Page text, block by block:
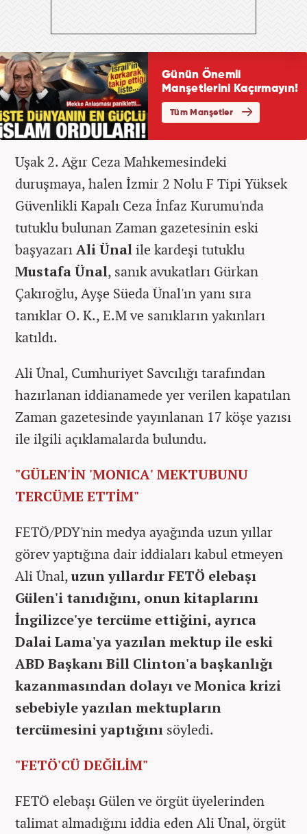
Uşak 2. Ağır Ceza Mahkemesindeki
duruşmaya, halen İzmir 2 Nolu F Tipi Yüksek
Güvenlikli Kapalı Ceza İnfaz Kurumu'nda
tutuklu bulunan Zaman gazetesinin eski
başyazarıAli Ünalile kardeşi tutuklu
Mustafa Ünal, sanık avukatları Gürkan
Çakıroğlu, Ayşe Süeda Ünal'ın yanı sıra
tanıklar O. K., E.M ve sanıkların yakınları
katıldı.
Ali Ünal, Cumhuriyet Savcılığı tarafından
hazırlanan iddianamede yer verilen kapatılan
Zaman gazetesinde yayınlanan 17 köşe yazısı
ile ilgili açıklamalarda bulundu.
"GÜLEN'İN 'MONICA' MEKTUBUNU
TERCÜME ETTİM"
FETÖ/PDY'nin medya ayağında uzun yıllar
görev yaptığına dair iddiaları kabul etmeyen
Ali Ünal,uzun yıllardır FETÖ elebaşı
Gülen'i tanıdığını, onun kitaplarını
İngilizce'ye tercüme ettiğini, ayrıca
Dalai Lama'ya yazılan mektup ile eski
ABD Başkanı Bill Clinton'a başkanlığı
kazanmasından dolayı ve Monica krizi
sebebiyle yazılan mektupların
tercümesini yaptığını söyledi.
"FETÖ'CÜ DEĞİLİM"
FETÖ elebaşı Gülen ve örgüt üyelerinden
talimat almadığını iddia eden Ali Ünal, örgüt